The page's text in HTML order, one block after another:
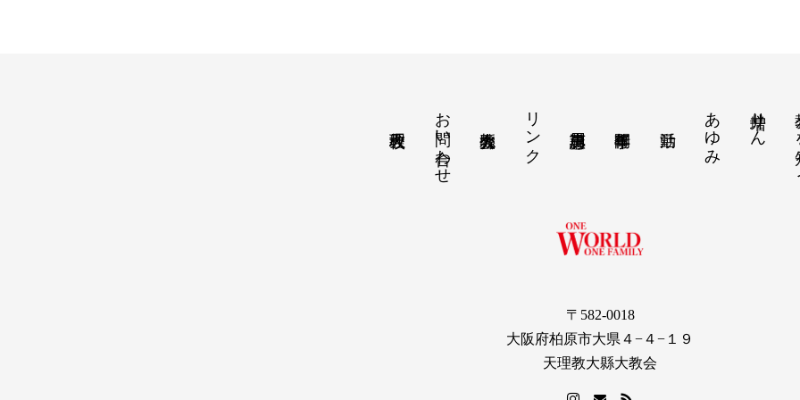
教
増井りん
あゆみ
リンク
お問い合わせ
〒582-0018
大阪府柏原市大県４−４−１９
天理教大縣大教会